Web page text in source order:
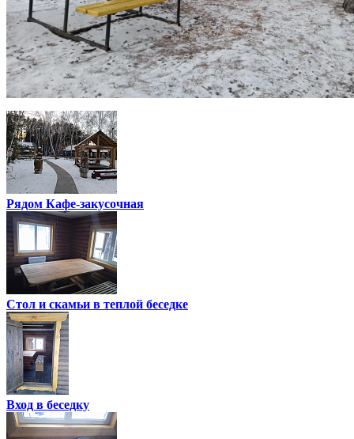
Рядом Кафе-закусочная
Стол и скамьи в теплой беседке
Вход в беседку